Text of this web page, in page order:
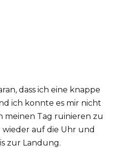
dass ich eine knappe
ich konnte es mir nicht
meinen Tag ruinieren zu
wieder auf die Uhr und
zur Landung.